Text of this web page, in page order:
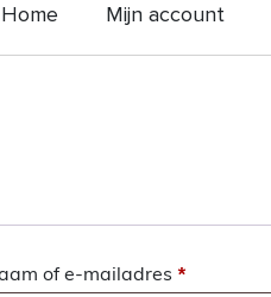
Home Mijn account
of e-mailadres *